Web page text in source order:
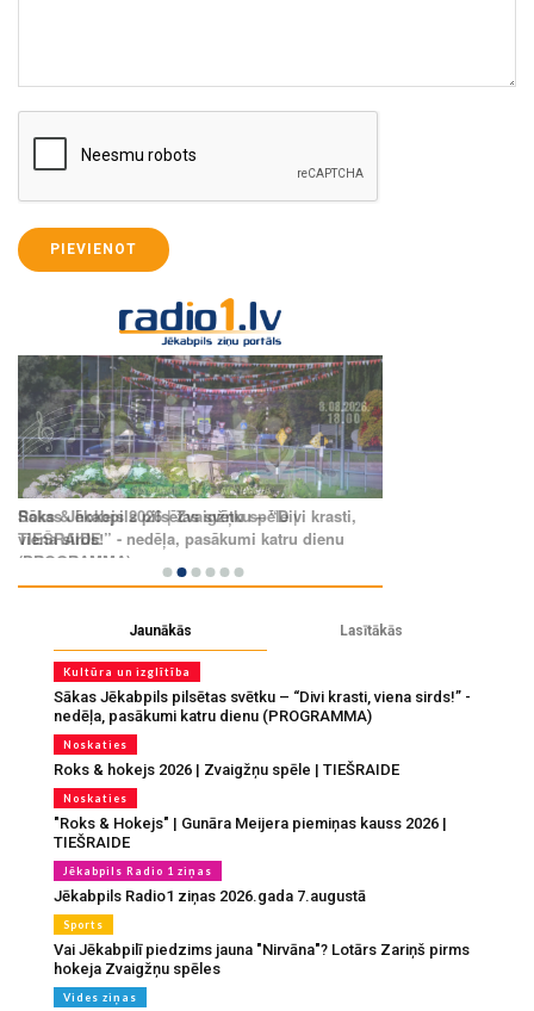
PIEVIENOT
Jaunākās Lasītākās
Kultūra un izglītība
Sākas Jēkabpils pilsētas svētku – “Divi krasti, viena sirds!” -
nedēļa, pasākumi katru dienu (PROGRAMMA)
Noskaties
Roks & hokejs 2026 | Zvaigžņu spēle | TIEŠRAIDE
Noskaties
"Roks & Hokejs" | Gunāra Meijera piemiņas kauss 2026 |
TIEŠRAIDE
Jēkabpils Radio 1 ziņas
Jēkabpils Radio1 ziņas 2026.gada 7.augustā
Sports
Vai Jēkabpilī piedzims jauna "Nirvāna"? Lotārs Zariņš pirms
hokeja Zvaigžņu spēles
Vides ziņas